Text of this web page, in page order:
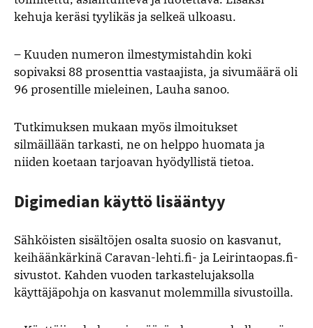
kehuja keräsi tyylikäs ja selkeä ulkoasu.
– Kuuden numeron ilmestymistahdin koki
sopivaksi 88 prosenttia vastaajista, ja sivumäärä oli
96 prosentille mieleinen, Lauha sanoo.
Tutkimuksen mukaan myös ilmoitukset
silmäillään tarkasti, ne on helppo huomata ja
niiden koetaan tarjoavan hyödyllistä tietoa.
Digimedian käyttö lisääntyy
Sähköisten sisältöjen osalta suosio on kasvanut,
keihäänkärkinä Caravan-lehti.fi- ja Leirintaopas.fi-
sivustot. Kahden vuoden tarkastelujaksolla
käyttäjäpohja on kasvanut molemmilla sivustoilla.